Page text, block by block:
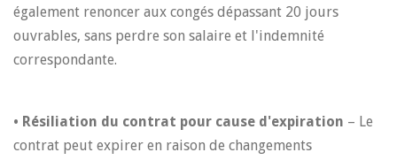
également renoncer aux congés dépassant 20 jours
ouvrables, sans perdre son salaire et l'indemnité
correspondante.
• Résiliation du contrat pour cause d'expiration – Le
contrat peut expirer en raison de changements